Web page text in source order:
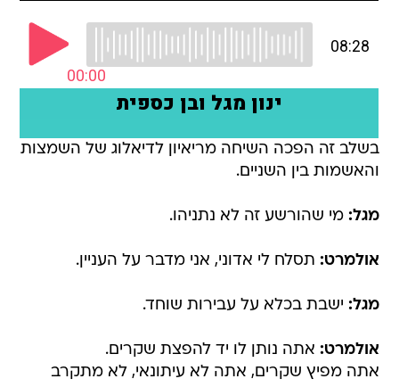
בשלב זה הפכה השיחה מריאיון לדיאלוג של השמצות
והאשמות בין השניים.
מגל: מי שהורשע זה לא נתניהו.
אולמרט: תסלח לי אדוני, אני מדבר על העניין.
מגל: ישבת בכלא על עבירות שוחד.
אולמרט: אתה נותן לו יד להפצת שקרים.
אתה מפיץ שקרים, אתה לא עיתונאי, לא מתקרב